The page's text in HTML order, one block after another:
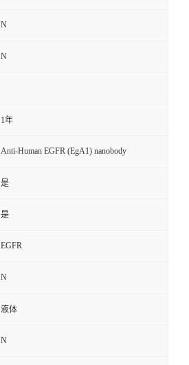
N
N
1年
Anti-Human EGFR (EgA1) nanobody
是
是
EGFR
N
液体
N